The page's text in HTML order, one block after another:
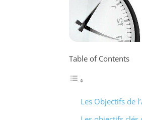
Table of Contents
Les Objectifs de